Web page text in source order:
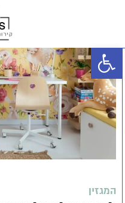
פתח סרגל נגישות
המגזין